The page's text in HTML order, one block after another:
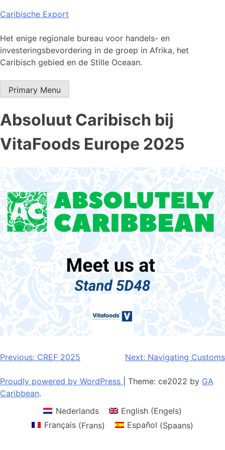
Skip
content
Caribische Export
Het enige regionale bureau voor handels- en
investeringsbevordering in de groep in Afrika, het
Caribisch gebied en de Stille Oceaan.
Primary Menu
Absoluut Caribisch bij
VitaFoods Europe 2025
Bericht
navigatie
Previous: CREF 2025 Next: Navigating Customs
Proudly powered by WordPress Theme: ce2022 by GA
Caribbean.
Nederlands
English(Engels)
Français(Frans) Español (Spaans)